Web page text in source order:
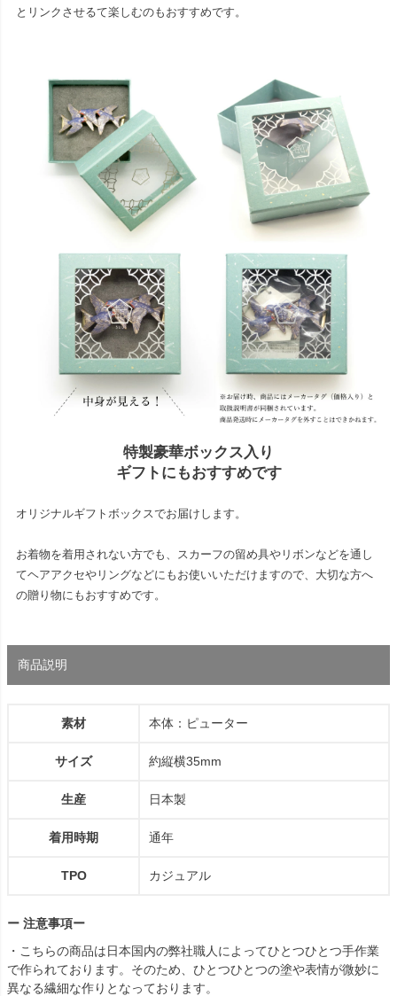
とリンクさせるて楽しむのもおすすめです。
特製豪華ボックス入り
ギフトにもおすすめです
オリジナルギフトボックスでお届けします。
お着物を着用されない方でも、スカーフの留め具やリボンなどを通し
てヘアアクセやリングなどにもお使いいただけますので、大切な方へ
の贈り物にもおすすめです。
商品説明
素材 本体：ピューター
サイズ 約縦横35mm
生産 日本製
着用時期 通年
TPO カジュアル
ー 注意事項ー
・こちらの商品は日本国内の弊社職人によってひとつひとつ手作業
で作られております。そのため、ひとつひとつの塗や表情が微妙に
異なる繊細な作りとなっております。